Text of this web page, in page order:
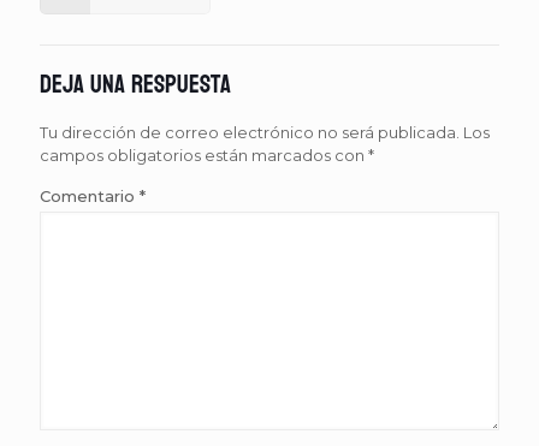
Deja una respuesta
Tu dirección de correo electrónico no será publicada. Los
campos obligatorios están marcados con *
Comentario *